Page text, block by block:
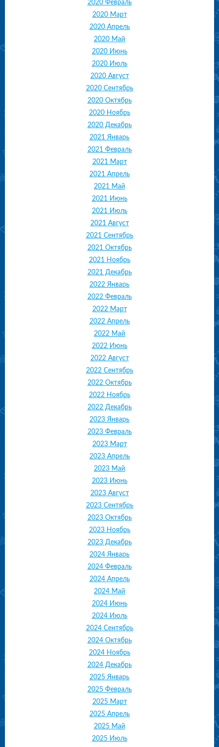
2020 Февраль
2020 Март
2020 Апрель
2020 Май
2020 Июнь
2020 Июль
2020 Август
2020 Сентябрь
2020 Октябрь
2020 Ноябрь
2020 Декабрь
2021 Январь
2021 Февраль
2021 Март
2021 Апрель
2021 Май
2021 Июнь
2021 Июль
2021 Август
2021 Сентябрь
2021 Октябрь
2021 Ноябрь
2021 Декабрь
2022 Январь
2022 Февраль
2022 Март
2022 Апрель
2022 Май
2022 Июнь
2022 Август
2022 Сентябрь
2022 Октябрь
2022 Ноябрь
2022 Декабрь
2023 Январь
2023 Февраль
2023 Март
2023 Апрель
2023 Май
2023 Июнь
2023 Август
2023 Сентябрь
2023 Октябрь
2023 Ноябрь
2023 Декабрь
2024 Январь
2024 Февраль
2024 Апрель
2024 Май
2024 Июнь
2024 Июль
2024 Сентябрь
2024 Октябрь
2024 Ноябрь
2024 Декабрь
2025 Январь
2025 Февраль
2025 Март
2025 Апрель
2025 Май
2025 Июль